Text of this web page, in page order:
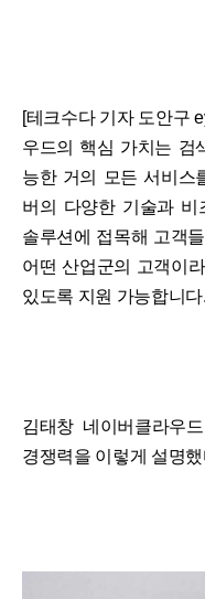
[테크수다 기자 도안구
우드의 핵심 가치는 검
능한 거의 모든 서비스
버의 다양한 기술과 비
솔루션에 접목해 고객
어떤 산업군의 고객이
있도록 지원 가능합니다.
김태창 네이버클라우
경쟁력을 이렇게 설명